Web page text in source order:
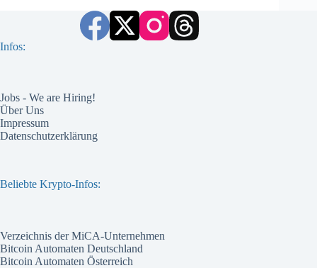
Infos:
Jobs - We are Hiring!
Über Uns
Impressum
Datenschutzerklärung
Beliebte Krypto-Infos:
Verzeichnis der MiCA-Unternehmen
Bitcoin Automaten Deutschland
Bitcoin Automaten Österreich